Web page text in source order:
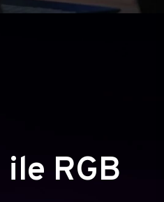
RGB